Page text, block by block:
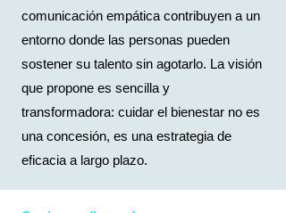
comunicación empática contribuyen a un
entorno donde las personas pueden
sostener su talento sin agotarlo. La visión
que propone es sencilla y
transformadora: cuidar el bienestar no es
una concesión, es una estrategia de
eficacia a largo plazo.